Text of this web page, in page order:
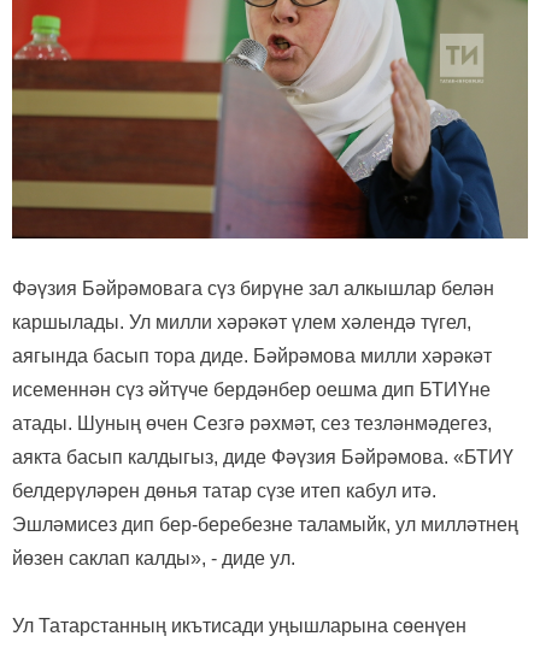
Фәүзия Бәйрәмовага сүз бирүне зал алкышлар белән
каршылады. Ул милли хәрәкәт үлем хәлендә түгел,
аягында басып тора диде. Бәйрәмова милли хәрәкәт
исеменнән сүз әйтүче бердәнбер оешма дип БТИҮне
атады. Шуның өчен Сезгә рәхмәт, сез тезләнмәдегез,
аякта басып калдыгыз, диде Фәүзия Бәйрәмова. «БТИҮ
белдерүләрен дөнья татар сүзе итеп кабул итә.
Эшләмисез дип бер-беребезне таламыйк, ул милләтнең
йөзен саклап калды», - диде ул.
Ул Татарстанның икътисади уңышларына сөенүен